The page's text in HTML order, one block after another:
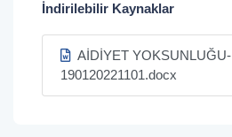
İndirilebilir Kaynaklar
AİDİYET YOKSUNLUĞU-
190120221101.docx